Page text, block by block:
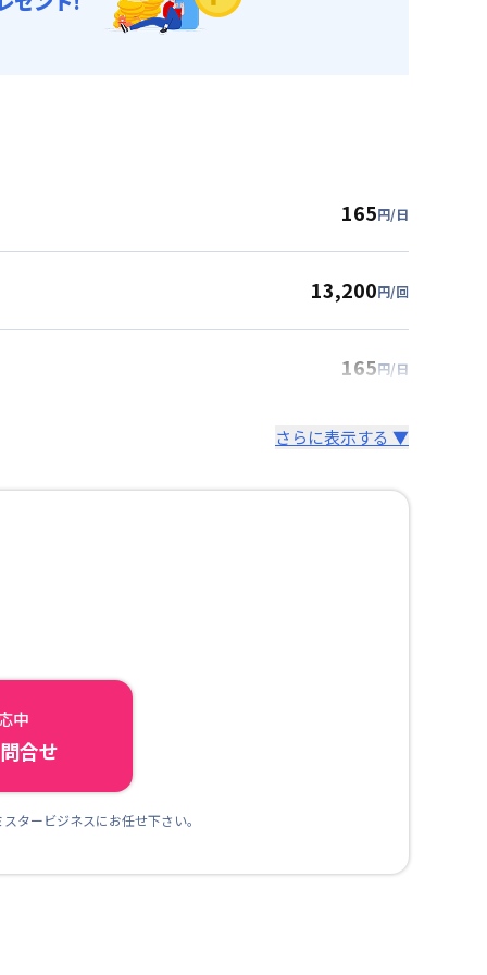
165円/日
13,200円/回
165円/日
さらに表示する ▼
中
合せ
タービジネスにお任せ下さい。